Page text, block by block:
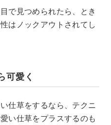
で見つめられたら、とき
はノックアウトされてし
可愛く
仕草をするなら、テクニ
い仕草をプラスするのも